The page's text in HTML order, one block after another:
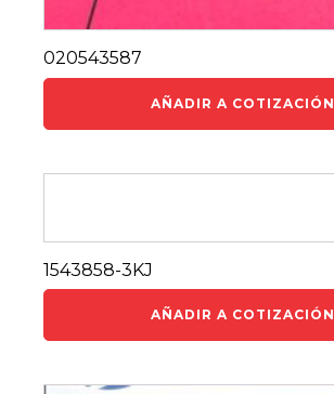
020543587
AÑADIR A COTIZACIÓN
1543858-3KJ
AÑADIR A COTIZACIÓN